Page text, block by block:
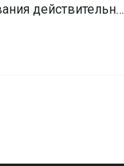
действительно